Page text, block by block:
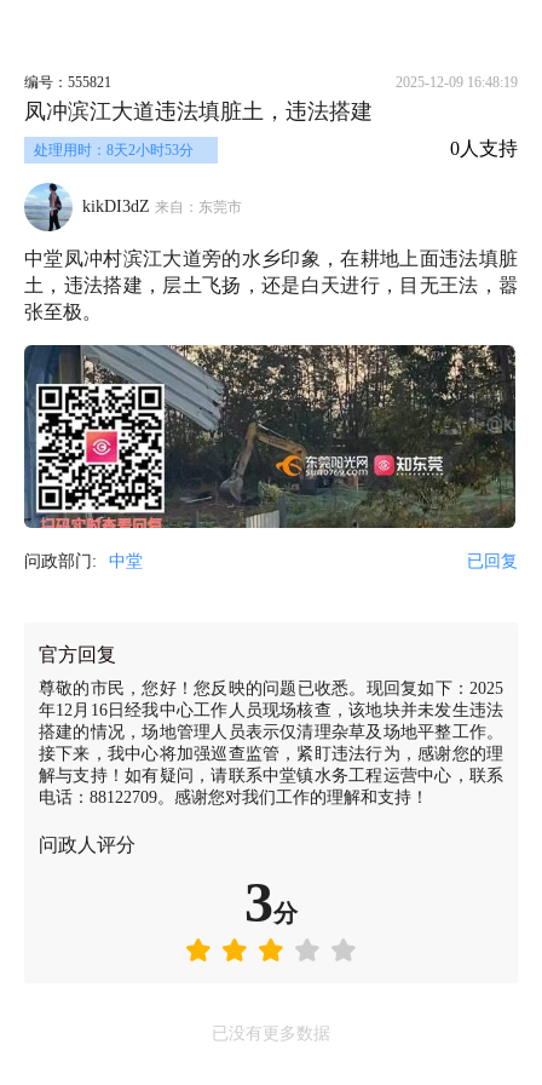
编号：555821 2025-12-09 16:48:19
凤冲滨江大道违法填脏土，违法搭建
处理用时：8天2小时53分 0人支持
kikDI3dZ 来自：东莞市
中堂凤冲村滨江大道旁的水乡印象，在耕地上面违法填脏
土，违法搭建，层土飞扬，还是白天进行，目无王法，嚣
张至极。
问政部门: 中堂 已回复
官方回复
尊敬的市民，您好！您反映的问题已收悉。现回复如下：2025
年12月16日经我中心工作人员现场核查，该地块并未发生违法
搭建的情况，场地管理人员表示仅清理杂草及场地平整工作。
接下来，我中心将加强巡查监管，紧盯违法行为，感谢您的理
解与支持！如有疑问，请联系中堂镇水务工程运营中心，联系
电话：88122709。感谢您对我们工作的理解和支持！
问政人评分
3分
已没有更多数据